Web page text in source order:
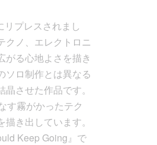
プレスされまし
クノ、エレクトロニ
がる心地よさを描き
ソロ制作とは異なる
させた作品です。
す霧がかったテク
き出しています。
Keep Going』で